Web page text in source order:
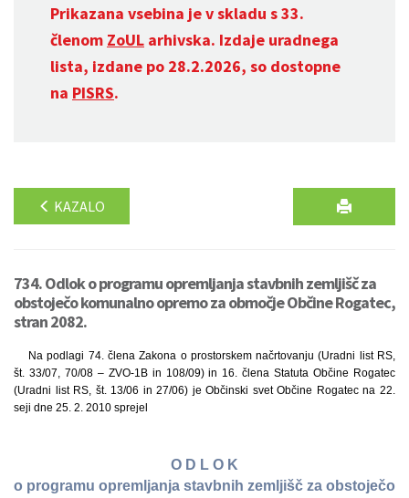
Prikazana vsebina je v skladu s 33.
členom ZoUL arhivska. Izdaje uradnega
lista, izdane po 28.2.2026, so dostopne
na PISRS.
KAZALO
734. Odlok o programu opremljanja stavbnih zemljišč za
obstoječo komunalno opremo za območje Občine Rogatec,
stran 2082.
Na podlagi 74. člena Zakona o prostorskem načrtovanju (Uradni list RS,
št. 33/07, 70/08 – ZVO-1B in 108/09) in 16. člena Statuta Občine Rogatec
(Uradni list RS, št. 13/06 in 27/06) je Občinski svet Občine Rogatec na 22.
seji dne 25. 2. 2010 sprejel
O D L O K
o programu opremljanja stavbnih zemljišč za obstoječo